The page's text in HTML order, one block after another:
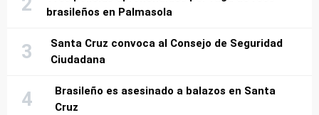
brasileños en Palmasola
Santa Cruz convoca al Consejo de Seguridad
Ciudadana
Brasileño es asesinado a balazos en Santa
Cruz